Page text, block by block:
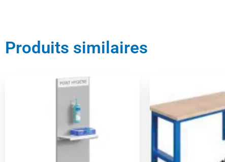
Produits similaires
Le
initial
173,00 €.
Le
164,00 €.
était :